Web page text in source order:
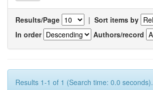
Results/Page | Sort items by
In order
Authors/record
Results 1-1 of 1 (Search time: 0.0 seconds).